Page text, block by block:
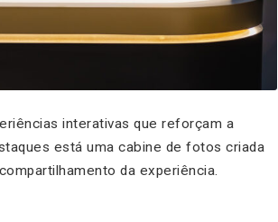
interativas que reforçam a
está uma cabine de fotos criada
da experiência.